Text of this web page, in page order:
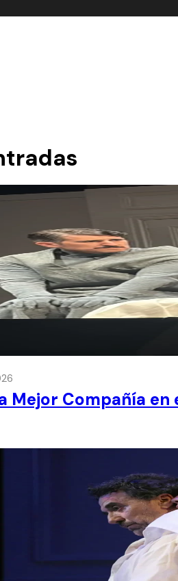
Mejor Compañía en